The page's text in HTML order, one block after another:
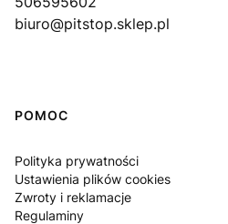
biuro@pitstop.sklep.pl
Linki w stopce
POMOC
Polityka prywatności
Ustawienia plików cookies
Zwroty i reklamacje
Regulaminy